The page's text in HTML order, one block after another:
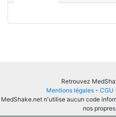
Retrouvez
Mentions légales - CGU
MedShake.net n'utilise aucun code
nos